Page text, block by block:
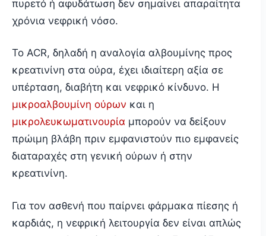
πυρετό ή αφυδάτωση δεν σημαίνει απαραίτητα
χρόνια νεφρική νόσο.
Το ACR, δηλαδή η αναλογία αλβουμίνης προς
κρεατινίνη στα ούρα, έχει ιδιαίτερη αξία σε
υπέρταση, διαβήτη και νεφρικό κίνδυνο. Η
μικροαλβουμίνη ούρων και η
μικρολευκωματινουρία μπορούν να δείξουν
πρώιμη βλάβη πριν εμφανιστούν πιο εμφανείς
διαταραχές στη γενική ούρων ή στην
κρεατινίνη.
Για τον ασθενή που παίρνει φάρμακα πίεσης ή
καρδιάς, η νεφρική λειτουργία δεν είναι απλώς